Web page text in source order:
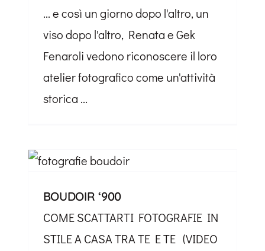
... e così un giorno dopo l'altro, un
viso dopo l'altro, Renata e Gek
Fenaroli vedono riconoscere il loro
atelier fotografico come un'attività
storica ...
BOUDOIR ‘900
COME SCATTARTI FOTOGRAFIE IN
STILE A CASA TRA TE E TE (VIDEO